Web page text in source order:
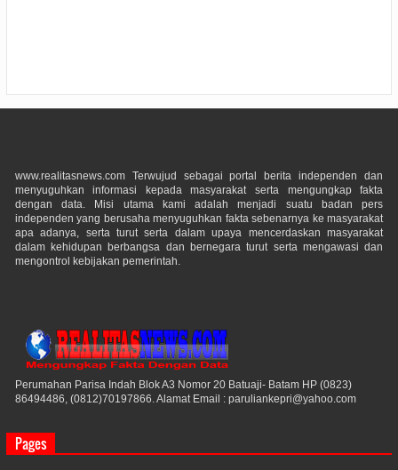
www.realitasnews.com Terwujud sebagai portal berita independen dan
menyuguhkan informasi kepada masyarakat serta mengungkap fakta
dengan data. Misi utama kami adalah menjadi suatu badan pers
independen yang berusaha menyuguhkan fakta sebenarnya ke masyarakat
apa adanya, serta turut serta dalam upaya mencerdaskan masyarakat
dalam kehidupan berbangsa dan bernegara turut serta mengawasi dan
mengontrol kebijakan pemerintah.
Perumahan Parisa Indah Blok A3 Nomor 20 Batuaji- Batam HP (0823)
86494486, (0812)70197866. Alamat Email : paruliankepri@yahoo.com
Pages